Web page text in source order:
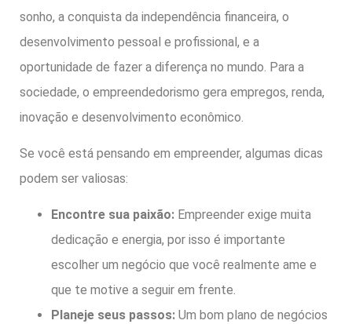
sonho, a conquista da independência financeira, o
desenvolvimento pessoal e profissional, e a
oportunidade de fazer a diferença no mundo. Para a
sociedade, o empreendedorismo gera empregos, renda,
inovação e desenvolvimento econômico.
Se você está pensando em empreender, algumas dicas
podem ser valiosas:
Encontre sua paixão: Empreender exige muita
dedicação e energia, por isso é importante
escolher um negócio que você realmente ame e
que te motive a seguir em frente.
Planeje seus passos: Um bom plano de negócios